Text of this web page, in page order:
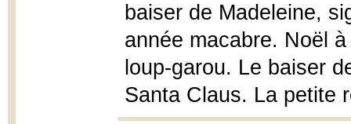
baiser de Madeleine,
année macabre. Noël
loup-garou. Le baiser
Santa Claus. La petite